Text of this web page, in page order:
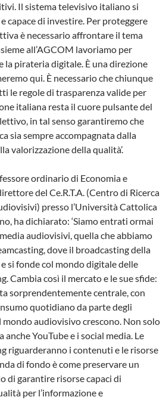
Il sistema televisivo italiano si
capace di investire. Per proteggere
è necessario affrontare il tema
all’AGCOM lavoriamo per
la pirateria digitale. È una direzione
qui. È necessario che chiunque
le regole di trasparenza valide per
italiana resta il cuore pulsante del
in tal senso garantiremo che
sia sempre accompagnata dalla
valorizzazione della qualità’.
ordinario di Economia e
del Ce.R.T.A. (Centro di Ricerca
presso l’Università Cattolica
ha dichiarato: ‘Siamo entrati ormai
audiovisivi, quella che abbiamo
dove il broadcasting della
si fonde col mondo digitale delle
Cambia così il mercato e le sue sfide:
sorprendentemente centrale, con
quotidiano da parte degli
audiovisivo crescono. Non solo
anche YouTube e i social media. Le
riguarderanno i contenuti e le risorse
di fondo è come preservare un
di garantire risorse capaci di
per l’informazione e